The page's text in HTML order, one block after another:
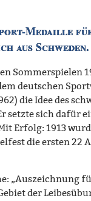
Medaille
aus Schweden.
Sommerspielen
deutschen
die Idee des
setzte sich dafür
Erfolg: 1913
die ersten 22
„Auszeichnung
der